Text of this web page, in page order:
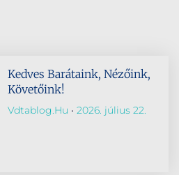
Kedves Barátaink, Nézőink,
Követőink!
Vdtablog.hu 2026. július 22.